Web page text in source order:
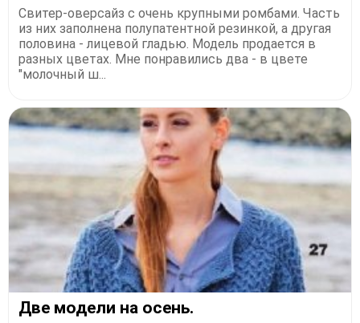
Свитер-оверсайз с очень крупными ромбами. Часть
из них заполнена полупатентной резинкой, а другая
половина - лицевой гладью. Модель продается в
разных цветах. Мне понравились два - в цвете
"молочный ш...
Две модели на осень.